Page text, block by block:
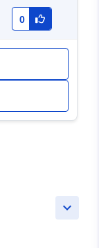
0
keyboard_arrow_down